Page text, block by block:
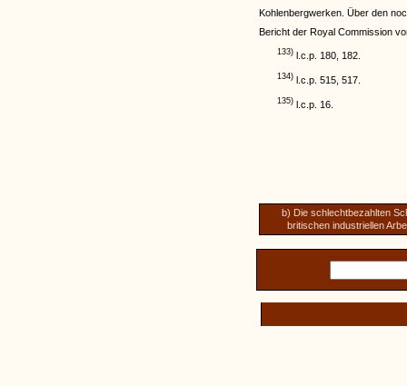
Kohlenbergwerken. Über den
Bericht der Royal Commission
133) l.c.p. 180, 182.
134) l.c.p. 515, 517.
135) l.c.p. 16.
b) Die schlechtbezahlten
britischen industriellen